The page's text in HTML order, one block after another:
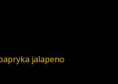
jalapeno